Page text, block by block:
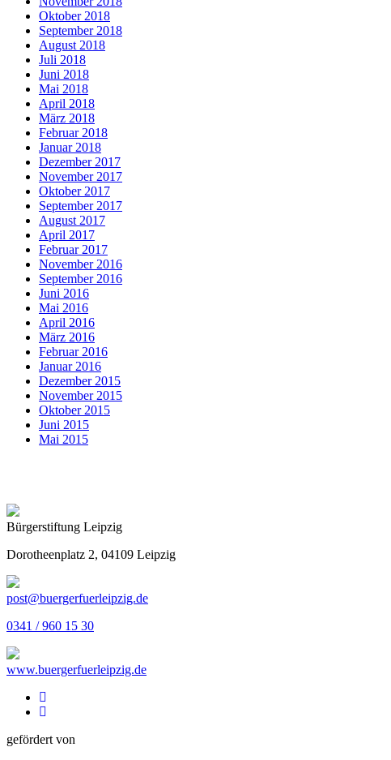
Oktober 2018
September 2018
August 2018
Juli 2018
Juni 2018
Mai 2018
April 2018
März 2018
Februar 2018
Januar 2018
Dezember 2017
November 2017
Oktober 2017
September 2017
August 2017
April 2017
Februar 2017
November 2016
September 2016
Juni 2016
Mai 2016
April 2016
März 2016
Februar 2016
Januar 2016
Dezember 2015
November 2015
Oktober 2015
Juni 2015
Mai 2015
Bürgerstiftung Leipzig
Dorotheenplatz 2, 04109 Leipzig
post@buergerfuerleipzig.de
0341 / 960 15 30
www.buergerfuerleipzig.de
gefördert von